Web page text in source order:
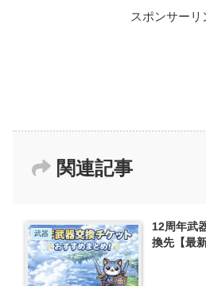
スポンサーリ
関連記事
武器
12周年武
換先【最新